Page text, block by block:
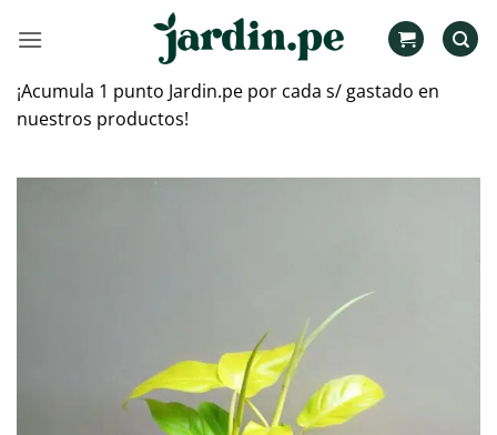
¡Acumula 1 punto Jardin.pe por cada s/ gastado en
nuestros productos!